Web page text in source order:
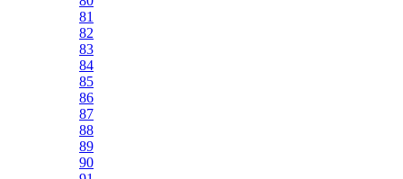
81
82
83
84
85
86
87
88
89
90